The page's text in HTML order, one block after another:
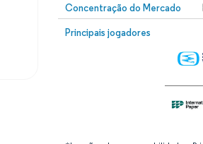
Concentração do Mercado
Principais jogadores
Imagem © Mordor Intelligence. O